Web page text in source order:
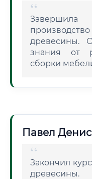
древесины.
знания от
сборки
Павел
Закончил